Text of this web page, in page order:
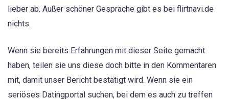
lieber ab. Außer schöner Gespräche gibt es bei flirtnavi.de
nichts.
Wenn sie bereits Erfahrungen mit dieser Seite gemacht
haben, teilen sie uns diese doch bitte in den Kommentaren
mit, damit unser Bericht bestätigt wird. Wenn sie ein
seriöses Datingportal suchen, bei dem es auch zu treffen